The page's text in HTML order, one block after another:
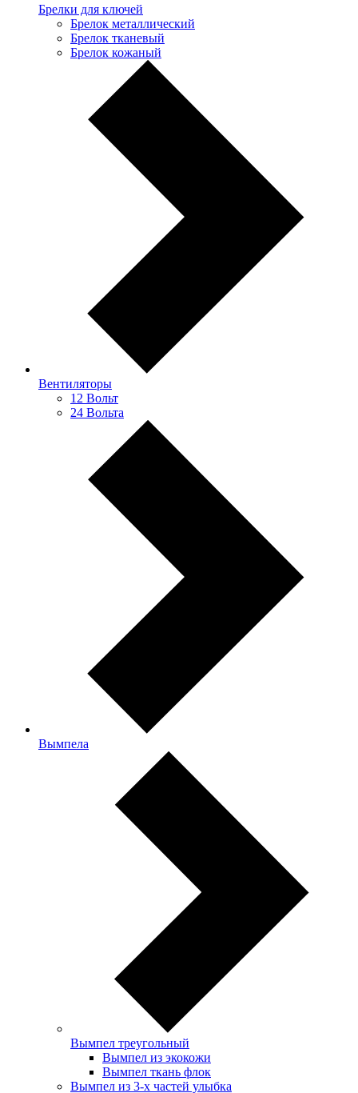
Брелки для ключей
Брелок металлический
Брелок тканевый
Брелок кожаный
Вентиляторы
12 Вольт
24 Вольта
Вымпела
Вымпел треугольный
Вымпел из экокожи
Вымпел ткань флок
Вымпел из 3-х частей улыбка